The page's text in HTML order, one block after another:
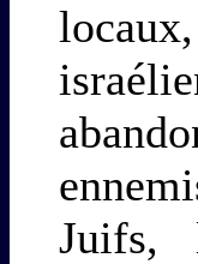
Juifs,